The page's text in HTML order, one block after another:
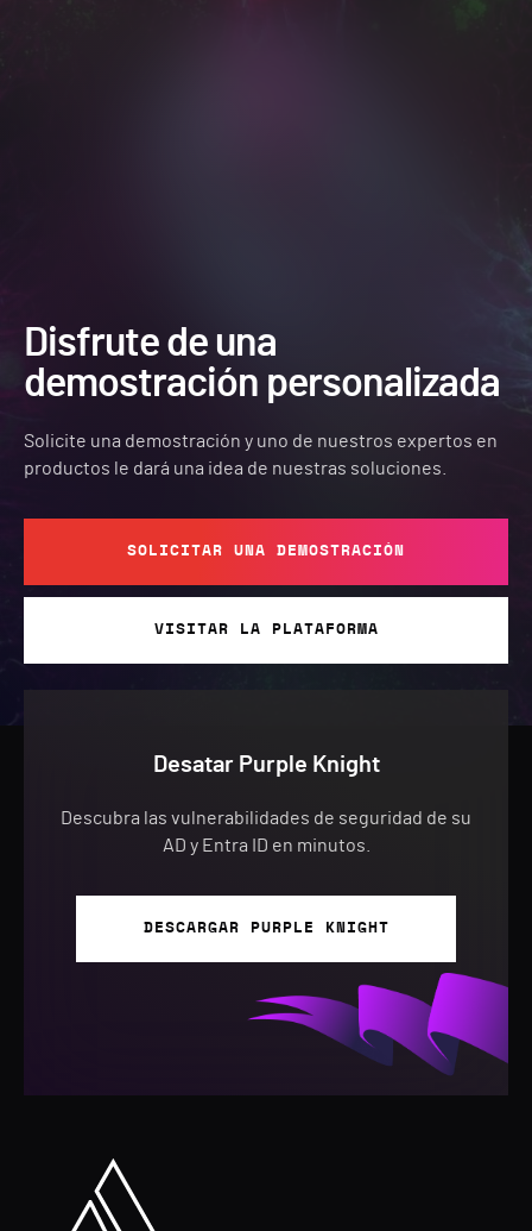
Disfrute de una
demostración personalizada
Solicite una demostración y uno de nuestros expertos en
productos le dará una idea de nuestras soluciones.
SOLICITAR UNA DEMOSTRACIÓN
VISITAR LA PLATAFORMA
Desatar Purple Knight
Descubra las vulnerabilidades de seguridad de su
AD y Entra ID en minutos.
DESCARGAR PURPLE KNIGHT